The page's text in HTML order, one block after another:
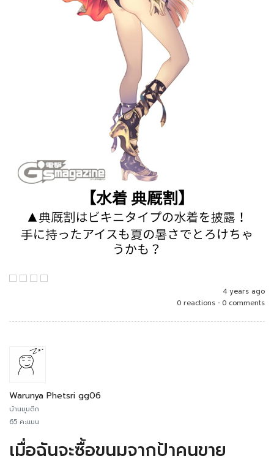
4 years ago
0 reactions • 0 comments
Warunya Phetsri gg06
บ้านมุมตึก
65 คะแนน
เมื่อฉันจะซื้อขนมจากป้าคนขาย